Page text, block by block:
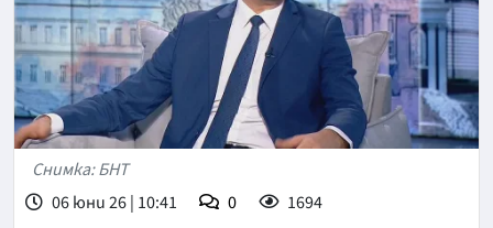
Снимка: БНТ
06 юни 26 | 10:41
0 1694